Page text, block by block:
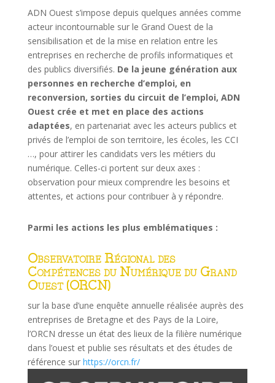
ADN Ouest s’impose depuis quelques années comme
acteur incontournable sur le Grand Ouest de la
sensibilisation et de la mise en relation entre les
entreprises en recherche de profils informatiques et
des publics diversifiés. De la jeune génération aux
personnes en recherche d’emploi, en
reconversion, sorties du circuit de l’emploi, ADN
Ouest crée et met en place des actions
adaptées, en partenariat avec les acteurs publics et
privés de l’emploi de son territoire, les écoles, les CCI
…, pour attirer les candidats vers les métiers du
numérique. Celles-ci portent sur deux axes :
observation pour mieux comprendre les besoins et
attentes, et actions pour contribuer à y répondre.
Parmi les actions les plus emblématiques :
Observatoire Régional des
Compétences du Numérique du Grand
Ouest (ORCN)
sur la base d’une enquête annuelle réalisée auprès des
entreprises de Bretagne et des Pays de la Loire,
l’ORCN dresse un état des lieux de la filière numérique
dans l’ouest et publie ses résultats et des études de
référence sur https://orcn.fr/